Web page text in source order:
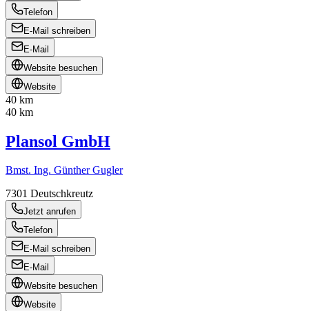
Telefon
E-Mail schreiben
E-Mail
Website besuchen
Website
40 km
40 km
Plansol GmbH
Bmst. Ing. Günther Gugler
7301 Deutschkreutz
Jetzt anrufen
Telefon
E-Mail schreiben
E-Mail
Website besuchen
Website